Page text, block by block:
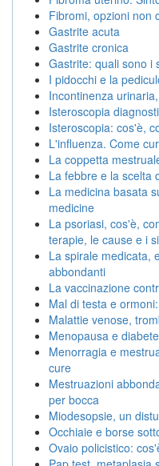
Fibromi, opzioni non
Gastrite acuta
Gastrite cronica
Gastrite: quali sono i
I pidocchi e la
Incontinenza
Isteroscopia
Isteroscopia: cos'è,
L'influenza. Come
La coppetta
La febbre e la scelta
La medicina basata
medicine
La psoriasi, cos'è,
terapie, le cause e i
La spirale medicata,
abbondanti
La vaccinazione
Mal di testa e
Malattie venose,
Menopausa e diabete
Menorragia e
cure
Mestruazioni
per bocca
Miodesopsie, un
Occhiaie e borse
Ovaio policistico: